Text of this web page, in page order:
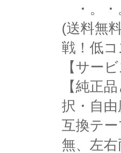
・。・
(送料無
戦！低
【サー
【純正
択・自
互換テ
無、左